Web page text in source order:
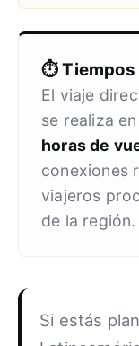
⏱️ Tiempos
El viaje
se realiza
horas de
conexiones
viajeros
de la región.
Si estás